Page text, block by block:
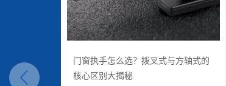
门窗执手怎么选？拨叉式与方轴式的
核心区别大揭秘